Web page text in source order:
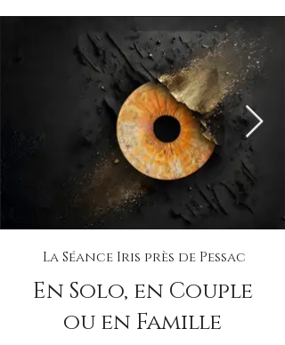
La Séance Iris près de Pessac
En Solo, en Couple
ou en Famille